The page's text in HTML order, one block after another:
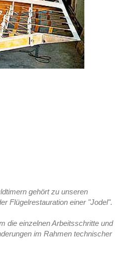
gehört zu unseren
Flügelrestauration einer "Jodel".
die einzelnen Arbeitsschritte und
im Rahmen technischer